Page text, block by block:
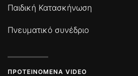
Παιδική Κατασκήνωση
Πνευματικό συνέδριο
ΠΡΟΤΕΙΝΌΜΕΝΑ VIDEO